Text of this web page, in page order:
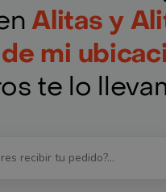
Alitas y
mi
te lo